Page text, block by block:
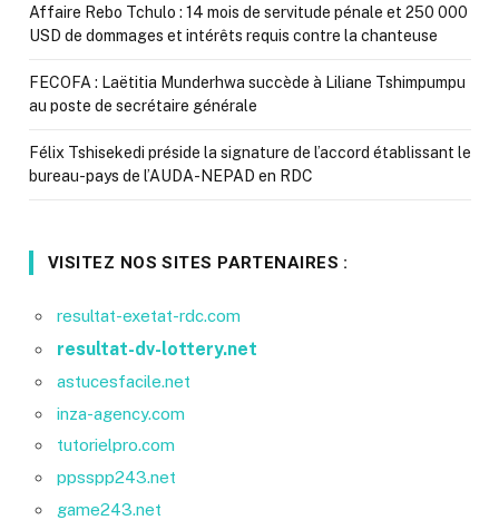
Affaire Rebo Tchulo : 14 mois de servitude pénale et 250 000
USD de dommages et intérêts requis contre la chanteuse
FECOFA : Laëtitia Munderhwa succède à Liliane Tshimpumpu
au poste de secrétaire générale
Félix Tshisekedi préside la signature de l’accord établissant le
bureau-pays de l’AUDA-NEPAD en RDC
VISITEZ NOS SITES PARTENAIRES :
resultat-exetat-rdc.com
resultat-dv-lottery.net
astucesfacile.net
inza-agency.com
tutorielpro.com
ppsspp243.net
game243.net